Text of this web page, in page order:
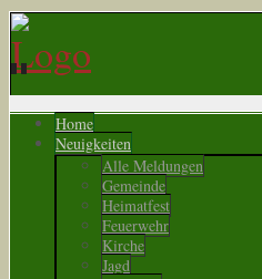
Home
Neuigkeiten
Alle Meldungen
Gemeinde
Heimatfest
Feuerwehr
Kirche
Jagd